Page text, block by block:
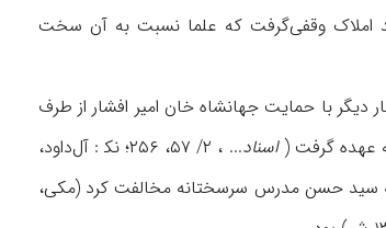
دست برد؛ همچنین ۵ تا ۷٪ مالیات اضافی بر درآمد املاک وقفی‌گرفت که علما نسبت به آن سخت
شورای ملی (۱۵ شوال ۱۳۳۹-۷ ذیقعدۀ ۱۳۴۱ ق/ ۱ تیر۱۳۰۰-۳۰ خرداد ۱۳۰۲ ش) نیز بار دیگر با حمایت جهانشاه خان امیر افشار از طرف
اسناد
... ، ۲/ ۵۷، ۲۵۶؛ نک‍ : آل‌داود،
سید حسن مدرس سرسختانه مخالفت کرد (مکی،